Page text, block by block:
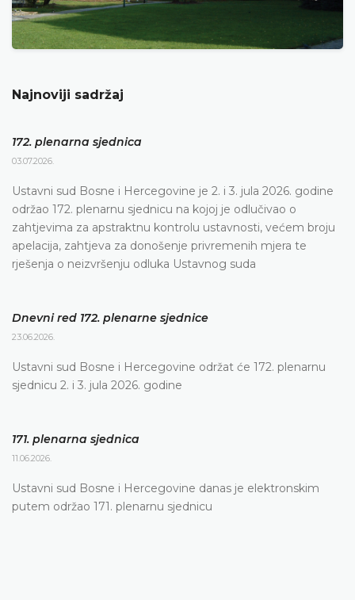
Najnoviji sadržaj
172. plenarna sjednica
03.07.2026.
Ustavni sud Bosne i Hercegovine je 2. i 3. jula 2026. godine
održao 172. plenarnu sjednicu na kojoj je odlučivao o
zahtjevima za apstraktnu kontrolu ustavnosti, većem broju
apelacija, zahtjeva za donošenje privremenih mjera te
rješenja o neizvršenju odluka Ustavnog suda
Dnevni red 172. plenarne sjednice
23.06.2026.
Ustavni sud Bosne i Hercegovine održat će 172. plenarnu
sjednicu 2. i 3. jula 2026. godine
171. plenarna sjednica
11.06.2026.
Ustavni sud Bosne i Hercegovine danas je elektronskim
putem održao 171. plenarnu sjednicu